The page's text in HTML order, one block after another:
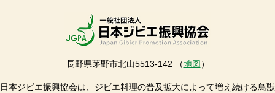
長野県茅野市北山5513-142 （地図 ）
日本ジビエ振興協会は、ジビエ料理の普及拡大によって増え続ける鳥獣